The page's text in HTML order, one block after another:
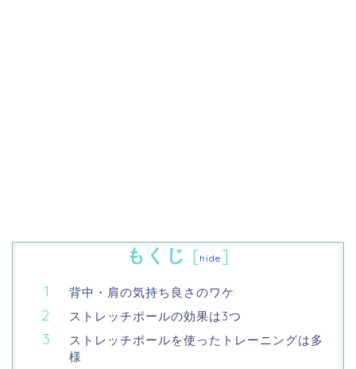
もくじ [hide ]
背中・肩の気持ち良さのワケ
ストレッチポールの効果は3つ
ストレッチポールを使ったトレーニングは多
様